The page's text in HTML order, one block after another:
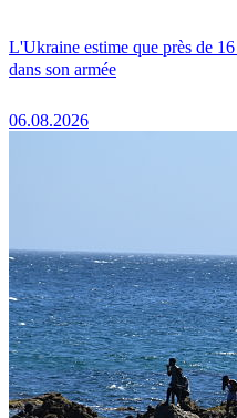
L'Ukraine estime que près de
dans son armée
06.08.2026